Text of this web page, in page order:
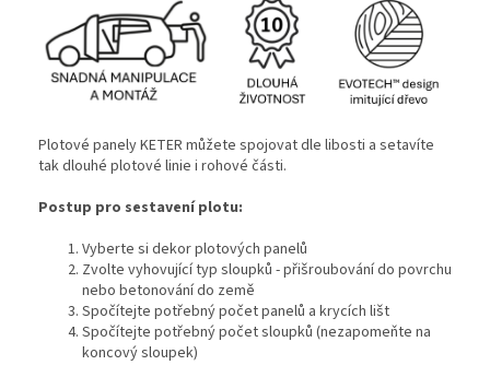
Plotové panely KETER můžete spojovat dle libosti a setavíte
tak dlouhé plotové linie i rohové části.
Postup pro sestavení plotu:
Vyberte si dekor plotových panelů
Zvolte vyhovující typ sloupků - přišroubování do povrchu
nebo betonování do země
Spočítejte potřebný počet panelů a krycích lišt
Spočítejte potřebný počet sloupků (nezapomeňte na
koncový sloupek)